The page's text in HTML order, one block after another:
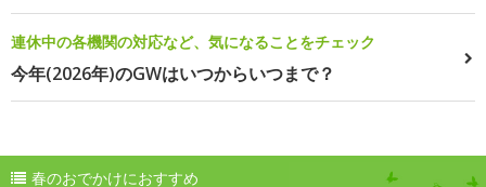
連休中の各機関の対応など、気になることをチェック
今年(2026年)のGWはいつからいつまで？
春のおでかけにおすすめ